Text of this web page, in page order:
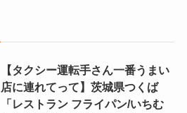
【タクシー運転手さん一番うまい
店に連れてって】茨城県つくば
「レストラン フライパン/いちむ